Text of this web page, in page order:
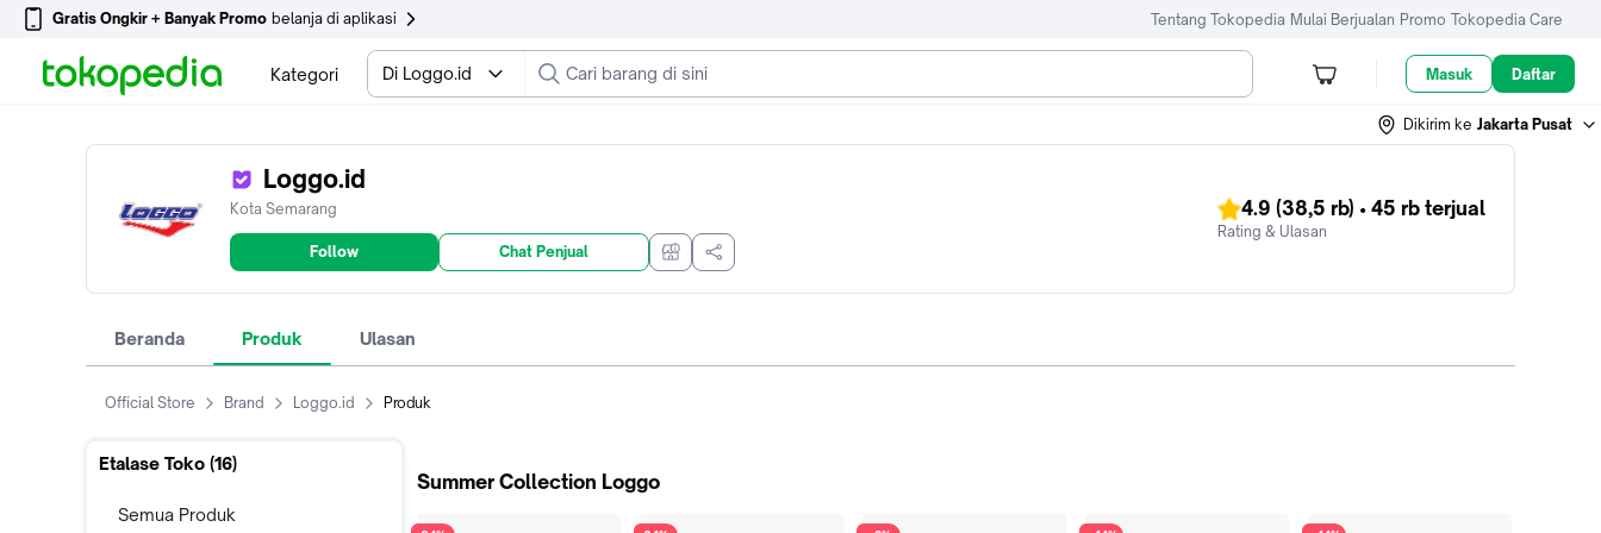
Gratis Ongkir + Banyak Promo belanja di aplikasi Tentang Tokopedia Mulai Berjualan Promo Tokopedia Care
Kategori Di Loggo.id Masuk Daftar
Dikirim ke Jakarta Pusat
Loggo.id
Kota Semarang
Follow Chat Penjual
4.9 (38,5 rb) • 45 rb terjual
Rating & Ulasan
Beranda Produk Ulasan
Official Store Brand Loggo.id Produk
Etalase Toko (16)
Semua Produk
Summer Collection Loggo